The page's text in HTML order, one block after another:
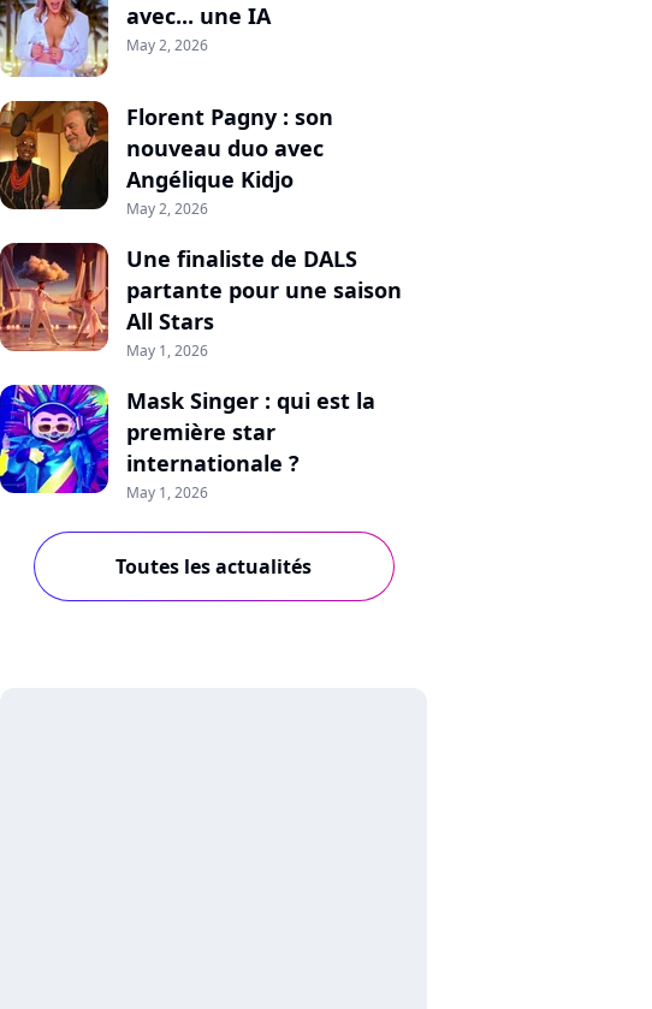
avec... une IA
May 2, 2026
Florent Pagny : son
nouveau duo avec
Angélique Kidjo
May 2, 2026
Une finaliste de DALS
partante pour une saison
All Stars
May 1, 2026
Mask Singer : qui est la
première star
internationale ?
May 1, 2026
Toutes les actualités